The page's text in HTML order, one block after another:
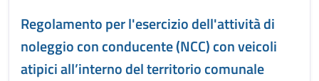
Regolamento per l'esercizio dell'attività di
noleggio con conducente (NCC) con veicoli
atipici all’interno del territorio comunale